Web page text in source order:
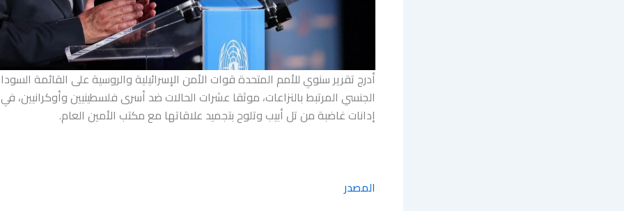
أدرج تقرير سنوي للأمم المتحدة قوات الأمن الإسرائيلية والروسية على القائمة
الجنسي المرتبط بالنزاعات، موثقا عشرات الحالات ضد أسرى فلسطينيين وأوكرانيين،
إدانات غاضبة من تل أبيب وتلوح بتجميد علاقاتها مع مكتب الأمين العام.
المصدر